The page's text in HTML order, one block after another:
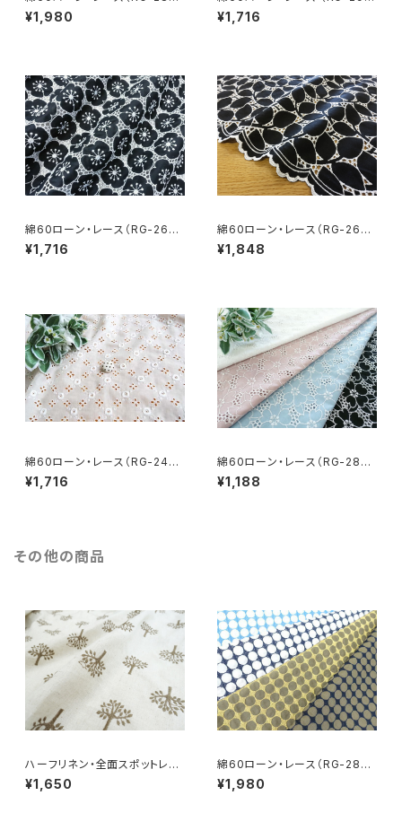
5）
¥1,980
78）
¥1,716
綿60ローン・レース（RG-2667
2c）
¥1,716
綿60ローン・レース（RG-2664
8-bko）
¥1,848
綿60ローン・レース（RG-2455
9）
¥1,716
綿60ローン・レース（RG-2829
7）
¥1,188
その他の商品
ハーフリネン・全面スポットレー
ス 木（RG-29076h-kn2）
¥1,650
綿60ローン・レース（RG-2836
5）
¥1,980